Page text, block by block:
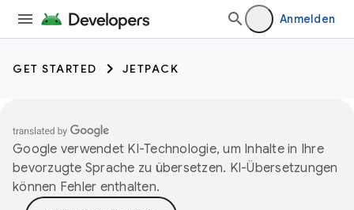
Anmelden
GET STARTED JETPACK
Google verwendet KI-Technologie, um Inhalte in Ihre
bevorzugte Sprache zu übersetzen. KI-Übersetzungen
können Fehler enthalten.